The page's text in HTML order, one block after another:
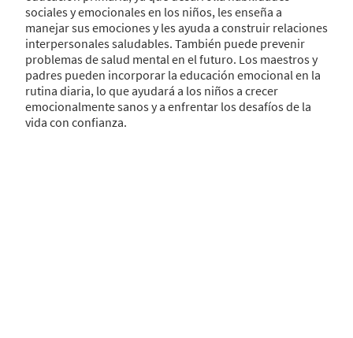
sociales y emocionales en los niños, les enseña a
manejar sus emociones y les ayuda a construir relaciones
interpersonales saludables. También puede prevenir
problemas de salud mental en el futuro. Los maestros y
padres pueden incorporar la educación emocional en la
rutina diaria, lo que ayudará a los niños a crecer
emocionalmente sanos y a enfrentar los desafíos de la
vida con confianza.